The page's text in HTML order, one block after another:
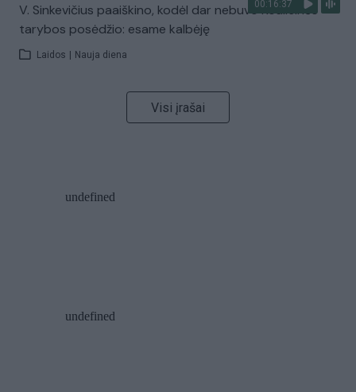
00:16:37
V. Sinkevičius paaiškino, kodėl dar nebuvo Koalicinės
tarybos posėdžio: esame kalbėję
Laidos Nauja diena
Visi įrašai